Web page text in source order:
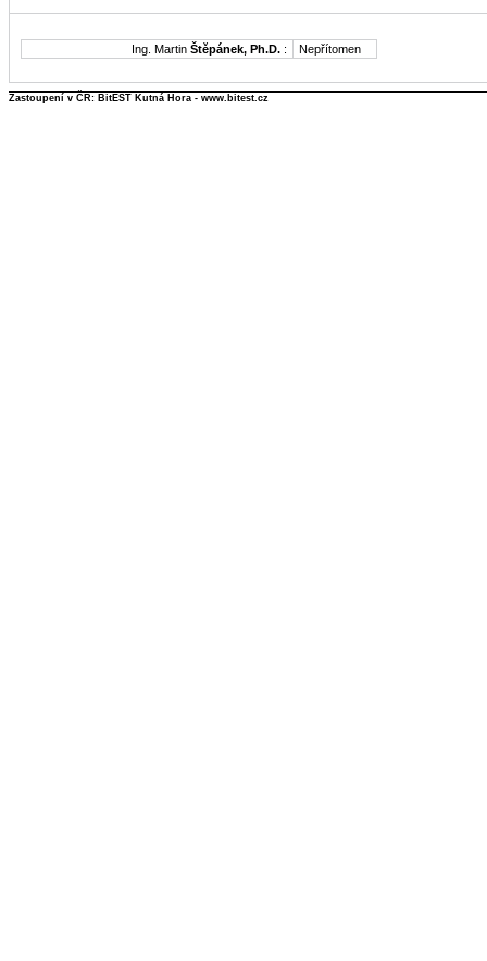
Ing. Martin Štěpánek, Ph.D. : Nepřítomen
Zastoupení v ČR: BitEST Kutná Hora - www.bitest.cz